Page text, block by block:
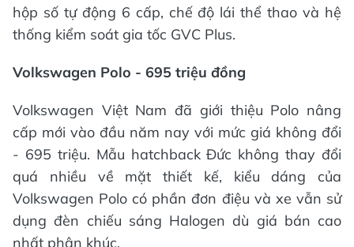
hộp số tự động 6 cấp, chế độ lái thể thao và hệ
thống kiểm soát gia tốc GVC Plus.
Volkswagen Polo - 695 triệu đồng
Volkswagen Việt Nam đã giới thiệu Polo nâng
cấp mới vào đầu năm nay với mức giá không đổi
- 695 triệu. Mẫu hatchback Đức không thay đổi
quá nhiều về mặt thiết kế, kiểu dáng của
Volkswagen Polo có phần đơn điệu và xe vẫn sử
dụng đèn chiếu sáng Halogen dù giá bán cao
nhất phân khúc.